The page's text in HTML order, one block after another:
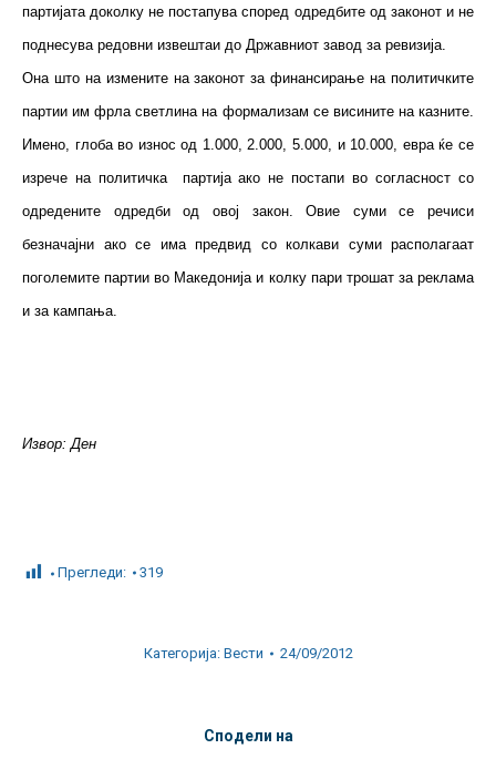
партијата доколку не постапува според одредбите од законот и не
поднесува редовни извештаи до Државниот завод за ревизија.
Она што на измените на законот за финансирање на политичките
партии им фрла светлина на формализам се висините на казните.
Имено, глоба во износ од 1.000, 2.000, 5.000, и 10.000, евра ќе се
изрече на политичка партија ако не постапи во согласност со
одредените одредби од овој закон. Овие суми се речиси
безначајни ако се има предвид со колкави суми располагаат
поголемите партии во Македонија и колку пари трошат за реклама
и за кампања.
Извор: Ден
Прегледи: 319
Категорија: Вести 24/09/2012
Сподели на